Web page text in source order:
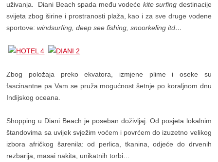
uživanja. Diani Beach spada među vodeće kite surfing destinacije
svijeta zbog širine i prostranosti plaža, kao i za sve druge vodene
sportove:windsurfing, deep see fishing, snoorkeling itd…
Zbog položaja preko ekvatora, izmjene plime i oseke su
fascinantne pa Vam se pruža mogućnost šetnje po koraljnom dnu
Indijskog oceana.
Shopping u Diani Beach je poseban doživljaj. Od posjeta lokalnim
štandovima sa uvijek svježim voćem i povrćem do izuzetno velikog
izbora afričkog šarenila: od perlica, tkanina, odjeće do drvenih
rezbarija, masai nakita, unikatnih torbi…